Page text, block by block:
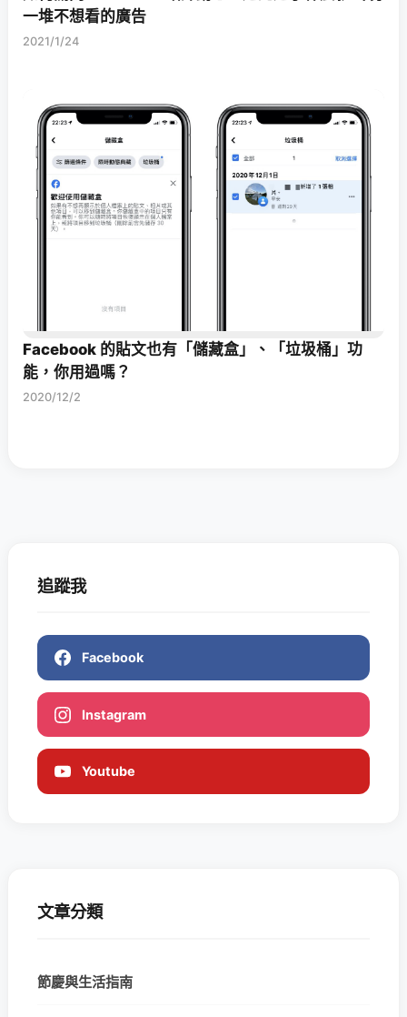
一堆不想看的廣告
2021/1/24
Facebook 的貼文也有「儲藏盒」、「垃圾桶」功
能，你用過嗎？
2020/12/2
追蹤我
Facebook
Instagram
Youtube
文章分類
節慶與生活指南